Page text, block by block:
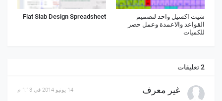
شيت اكسيل واحد لتصميم
القواعد والاعمدة وعمل حصر
للكميات
Flat Slab Design Spreadsheet
2 تعليقات
غير معرف 14 يونيو 2014 في 1:13 م